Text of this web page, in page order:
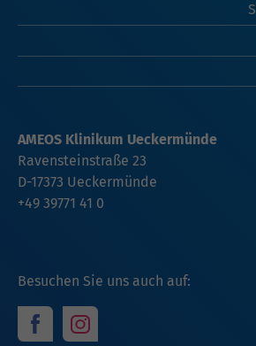
Besuchen Sie uns auch auf:
AMEOS Klinikum Ueckermünde
Ravensteinstraße 23
D-17373 Ueckermünde
+49 39771 41 0